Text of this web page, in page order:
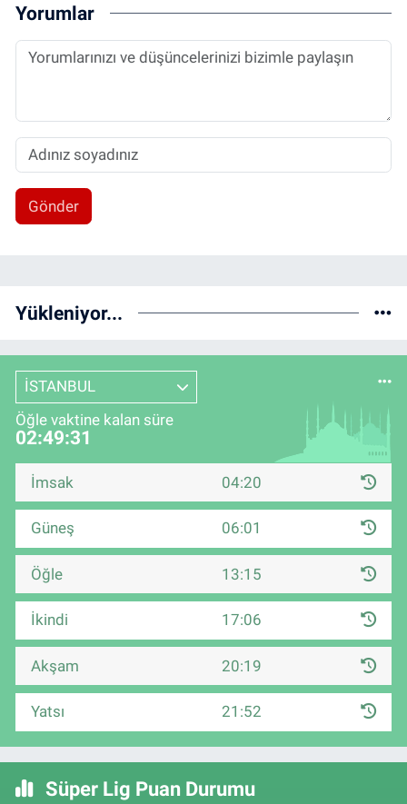
Yorumlar
Gönder
Yükleniyor...
İSTANBUL
Öğle vaktine kalan süre
02:49:30
İmsak 04:20
Güneş 06:01
Öğle 13:15
İkindi 17:06
Akşam 20:19
Yatsı 21:52
Süper Lig Puan Durumu